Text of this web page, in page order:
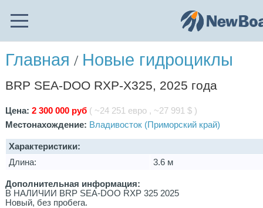
Главная / Новые гидроциклы
BRP SEA-DOO RXP-X325, 2025 года
Цена:2 300 000 руб ( ~24 251 евро , ~27 991 $ )
Местонахождение: Владивосток (Приморский край)
Характеристики:
Длина:
3.6 м
Дополнительная информация:
В НАЛИЧИИ BRP SEA-DOO RXP 325 2025
Новый, без пробега.